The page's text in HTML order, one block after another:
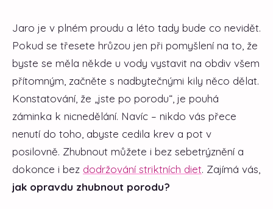
Jaro je v plném proudu a léto tady bude co nevidět.
Pokud se třesete hrůzou jen při pomyšlení na to, že
byste se měla někde u vody vystavit na obdiv všem
přítomným, začněte s nadbytečnými kily něco dělat.
Konstatování, že „jste po porodu“, je pouhá
záminka k nicnedělání. Navíc – nikdo vás přece
nenutí do toho, abyste cedila krev a pot v
posilovně. Zhubnout můžete i bez sebetrýznění a
dokonce i bez dodržování striktních diet. Zajímá vás,
jak opravdu zhubnout porodu?